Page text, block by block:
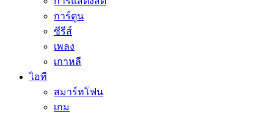
การ์ตูน
ซีรีส์
เพลง
เกาหลี
ไอที
สมาร์ทโฟน
เกม